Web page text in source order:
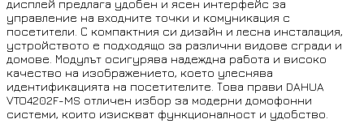
дисплей предлага удобен и ясен интерфейс за
управление на входните точки и комуникация с
посетители. С компактния си дизайн и лесна инсталация,
устройството е подходящо за различни видове сгради и
домове. Модулът осигурява надеждна работа и високо
качество на изображението, което улеснява
идентификацията на посетителите. Това прави DAHUA
VTO4202F-MS отличен избор за модерни домофонни
системи, които изискват функционалност и удобство.